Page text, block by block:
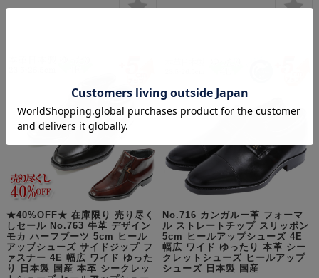
★40%OFF★ 在庫限り 売り尽く
しセール No.763 牛革 デザイン
モカ ハーフブーツ 5cm ヒール
アップシューズ サイドジップ フ
ァスナー 4E 幅広 ワイド ゆった
り 日本製 国産 本革 シークレッ
No.716 カンガルー革 フォーマ
ル ストレートチップ スリッポン
5cm ヒールアップシューズ 4E
幅広 ワイド ゆったり 本革 シー
クレットシューズ ヒールアップ
シューズ 日本製 国産